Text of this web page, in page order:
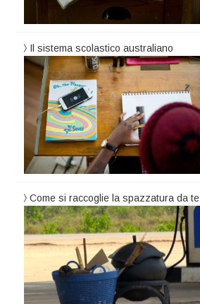
Il sistema scolastico australiano
Come si raccoglie la spazzatura da te